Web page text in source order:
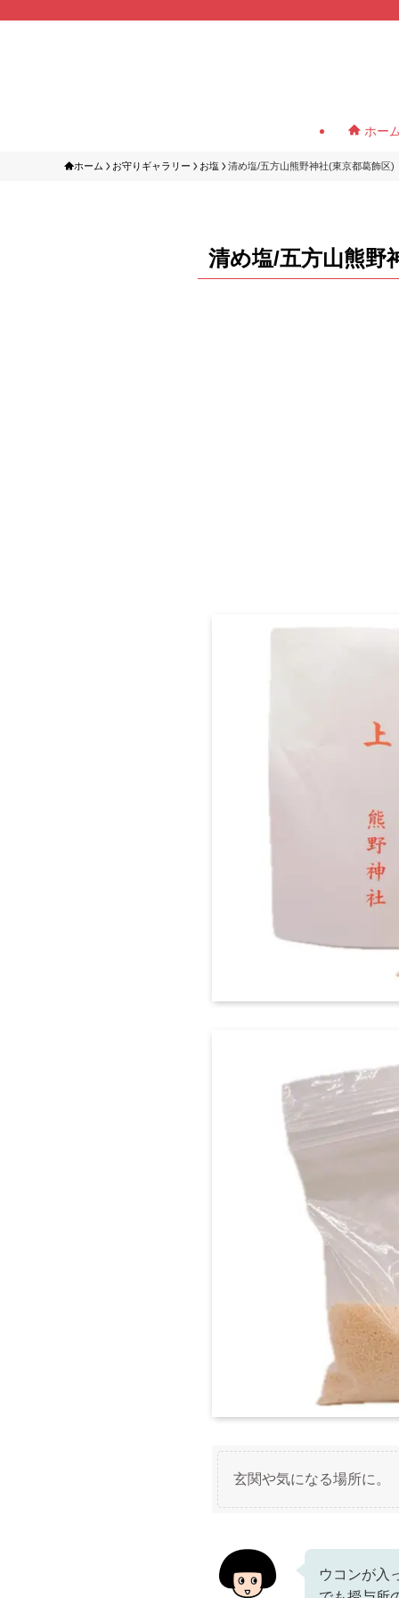
ホー
ホーム お守りギャラリー お塩 清め塩/五方山熊野神社(東京都葛飾区)
清め塩/五方山熊野
玄関や気になる場所に。
ウコンが入